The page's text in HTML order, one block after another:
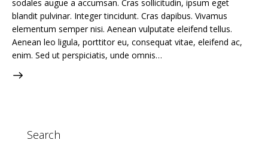
sodales augue a accumsan. Cras sollicitudin, ipsum eget
blandit pulvinar. Integer tincidunt. Cras dapibus. Vivamus
elementum semper nisi. Aenean vulputate eleifend tellus.
Aenean leo ligula, porttitor eu, consequat vitae, eleifend ac,
enim. Sed ut perspiciatis, unde omnis…
Search